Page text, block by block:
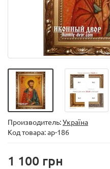
Производитель:Україна
Код товара:ар-186
1 100 грн